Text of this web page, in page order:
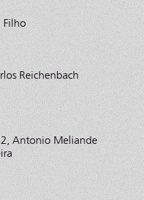
Filho
Reichenbach
Antonio Meliande